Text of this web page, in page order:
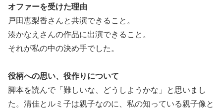
オファーを受けた理由
戸田恵梨香さんと共演できること。
湊かなえさんの作品に出演できること。
それが私の中の決め手でした。
役柄への思い、役作りについて
脚本を読んで「難しいな、どうしようかな」と思いまし
た。清佳とルミ子は親子なのに、私の知っている親子像と